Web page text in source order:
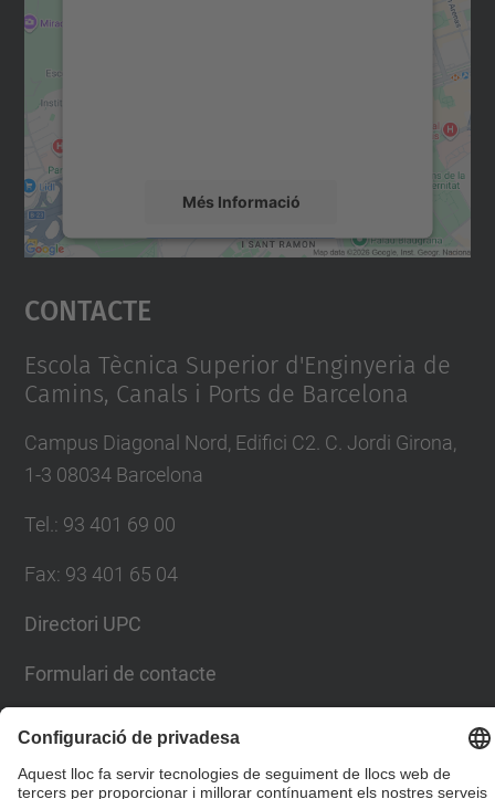
Més Informació
Accepta
powered by
Contacte
Escola Tècnica Superior d'Enginyeria de
Camins, Canals i Ports de Barcelona
Campus Diagonal Nord, Edifici C2. C. Jordi Girona,
1-3 08034 Barcelona
Tel. : 93 401 69 00
Fax: 93 401 65 04
Directori UPC
Formulari de contacte